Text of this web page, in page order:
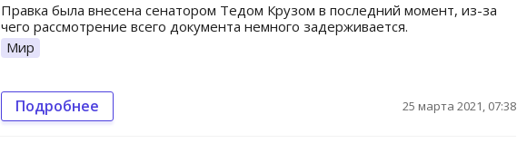
Правка была внесена сенатором Тедом Крузом в последний момент, из-за
чего рассмотрение всего документа немного задерживается.
Мир
Подробнее 25 марта 2021, 07:38